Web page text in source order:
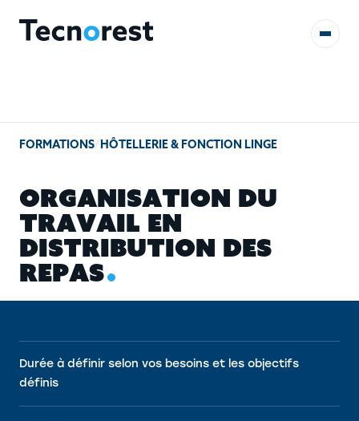
RÉFÉRENCES
CONTACT
FORMATIONS/ HÔTELLERIE & FONCTION LINGE
ORGANISATION DU
TRAVAIL EN
DISTRIBUTION DES
REPAS
Durée à définir selon vos besoins et les objectifs
définis